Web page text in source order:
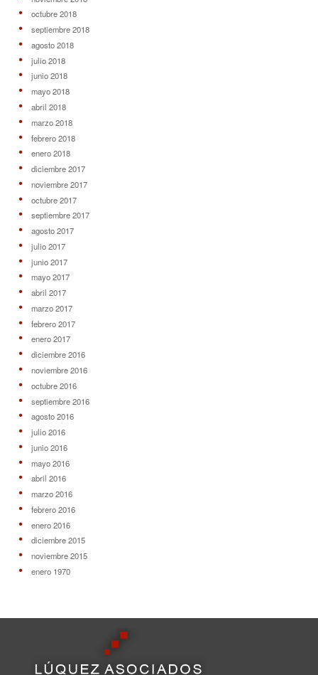
octubre 2018
septiembre 2018
agosto 2018
julio 2018
junio 2018
mayo 2018
abril 2018
marzo 2018
febrero 2018
enero 2018
diciembre 2017
noviembre 2017
octubre 2017
septiembre 2017
agosto 2017
julio 2017
junio 2017
mayo 2017
abril 2017
marzo 2017
febrero 2017
enero 2017
diciembre 2016
noviembre 2016
octubre 2016
septiembre 2016
agosto 2016
julio 2016
junio 2016
mayo 2016
abril 2016
marzo 2016
febrero 2016
enero 2016
diciembre 2015
noviembre 2015
enero 1970